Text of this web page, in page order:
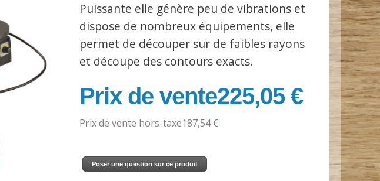
Puissante elle génère peu de vibrations et
dispose de nombreux équipements, elle
permet de découper sur de faibles rayons
et découpe des contours exacts.
Prix ​​de vente225,05 €
Prix de vente hors-taxe187,54 €
Poser une question sur ce produit